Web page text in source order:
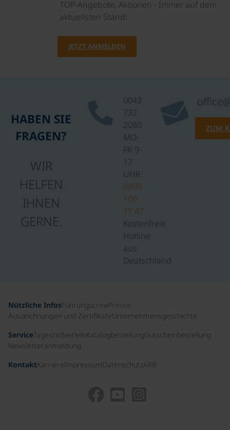
TOP-Angebote, Aktionen - Immer auf dem
aktuellsten Stand!
JETZT ANMELDEN
HABEN SIE
FRAGEN?
WIR
HELFEN
IHNEN
GERNE.
0043
732
2080
MO-
FR 9-
17
UHR
0800
100
11 47
Kostenfreie
Hotline
aus
Deutschland
ZUM
Nützliche InfosFührungscrewPresse
Auszeichnungen und ZertifikateUnternehmensgeschichte
ServiceTagesradverleihKatalogbestellungGutscheinbestellung
Newsletteranmeldung
KontaktKarriereImpressum DatenschutzARB